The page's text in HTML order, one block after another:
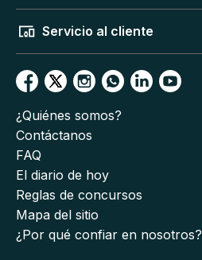
Servicio al cliente
¿Quiénes somos?
Contáctanos
FAQ
El diario de hoy
Reglas de concursos
Mapa del sitio
¿Por qué confiar en nosotros?